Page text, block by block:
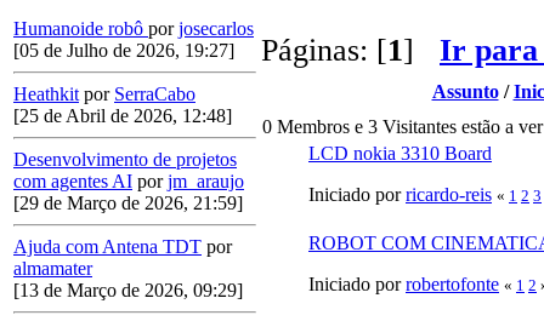
Humanoide robô porjosecarlos
[05 de Julho de 2026, 19:27]
Heathkit por SerraCabo
[25 de Abril de 2026, 12:48]
Desenvolvimento de projetos
com agentes AI porjm_araujo
[29 de Março de 2026, 21:59]
Ajuda com Antena TDT por
almamater
[13 de Março de 2026, 09:29]
Páginas: [1] Ir para
Assunto/
0 Membros e 3 Visitantes estão a
LCD nokia 3310 Board
Iniciado porricardo-reis « 1 2 3
ROBOT COM
Iniciado porrobertofonte « 1 2